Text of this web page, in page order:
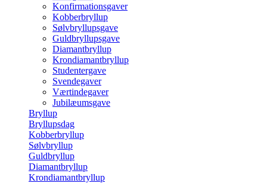
Konfirmationsgaver
Kobberbryllup
Sølvbryllupsgave
Guldbryllupsgave
Diamantbryllup
Krondiamantbryllup
Studentergave
Svendegaver
Værtindegaver
Jubilæumsgave
Bryllup
Bryllupsdag
Kobberbryllup
Sølvbryllup
Guldbryllup
Diamantbryllup
Krondiamantbryllup